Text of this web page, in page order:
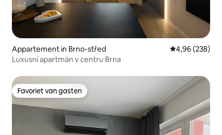
Appartement in Brno-střed Gemiddelde
4,96 (238)
Luxusní apartmán v centru Brna
Favoriet van gasten
Favoriet van gasten